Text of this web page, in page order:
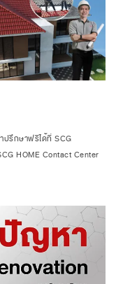
ปรึกษาฟรีได้ที่ SCG
HOME Contact Center